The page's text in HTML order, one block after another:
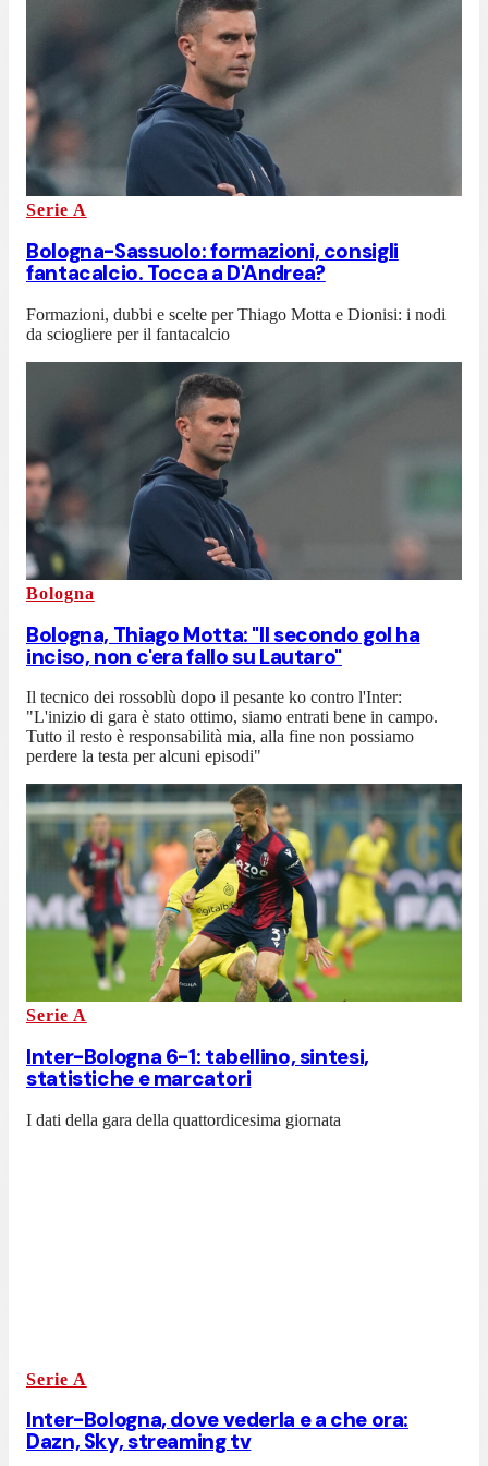
Serie A
Bologna-Sassuolo: formazioni, consigli
fantacalcio. Tocca a D'Andrea?
Formazioni, dubbi e scelte per Thiago Motta e Dionisi: i nodi
da sciogliere per il fantacalcio
Bologna
Bologna, Thiago Motta: "Il secondo gol ha
inciso, non c'era fallo su Lautaro"
Il tecnico dei rossoblù dopo il pesante ko contro l'Inter:
"L'inizio di gara è stato ottimo, siamo entrati bene in campo.
Tutto il resto è responsabilità mia, alla fine non possiamo
perdere la testa per alcuni episodi"
Serie A
Inter-Bologna 6-1: tabellino, sintesi,
statistiche e marcatori
I dati della gara della quattordicesima giornata
Serie A
Inter-Bologna, dove vederla e a che ora:
Dazn, Sky, streaming tv